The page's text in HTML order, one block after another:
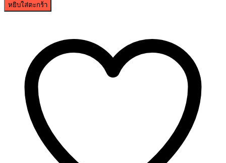
หยิบใส่ตะกร้า